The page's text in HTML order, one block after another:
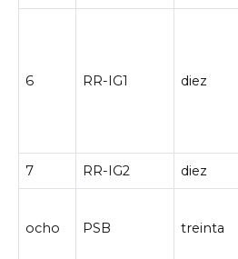
6 RR-IG1 diez
7 RR-IG2 diez
ocho PSB treinta